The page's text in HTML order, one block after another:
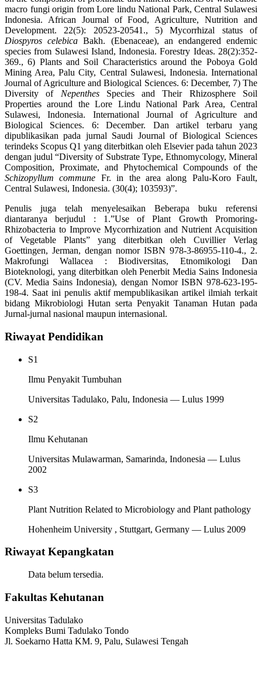
macro fungi origin from Lore lindu National Park, Central Sulawesi
Indonesia. African Journal of Food, Agriculture, Nutrition and
Development. 22(5): 20523-20541., 5) Mycorrhizal status of
Diospyros celebicaBakh. (Ebenaceae), an endangered endemic
species from Sulawesi Island, Indonesia. Forestry Ideas. 28(2):352-
369., 6) Plants and Soil Characteristics around the Poboya Gold
Mining Area, Palu City, Central Sulawesi, Indonesia. International
Journal of Agriculture and Biological Sciences. 6: December, 7) The
Diversity of Nepenthes Species and Their Rhizosphere Soil
Properties around the Lore Lindu National Park Area, Central
Sulawesi, Indonesia. International Journal of Agriculture and
Biological Sciences. 6: December. Dan artikel terbaru yang
dipublikasikan pada jurnal Saudi Journal of Biological Sciences
terindeks Scopus Q1 yang diterbitkan oleh Elsevier pada tahun 2023
dengan judul “Diversity of Substrate Type, Ethnomycology, Mineral
Composition, Proximate, and Phytochemical Compounds of the
Schizopyllum commune Fr. in the area along Palu-Koro Fault,
Central Sulawesi, Indonesia. (30(4); 103593)”.
Penulis juga telah menyelesaikan Beberapa buku referensi
diantaranya berjudul : 1.”Use of Plant Growth Promoring-
Rhizobacteria to Improve Mycorrhization and Nutrient Acquisition
of Vegetable Plants” yang diterbitkan oleh Cuvillier Verlag
Goettingen, Jerman, dengan nomor ISBN 978-3-86955-110-4., 2.
Makrofungi Wallacea : Biodiversitas, Etnomikologi Dan
Bioteknologi, yang diterbitkan oleh Penerbit Media Sains Indonesia
(CV. Media Sains Indonesia), dengan Nomor ISBN 978-623-195-
198-4. Saat ini penulis aktif mempublikasikan artikel ilmiah terkait
bidang Mikrobiologi Hutan serta Penyakit Tanaman Hutan pada
Jurnal-jurnal nasional maupun internasional.
Riwayat Pendidikan
S1
Ilmu Penyakit Tumbuhan
Universitas Tadulako, Palu, Indonesia — Lulus 1999
S2
Ilmu Kehutanan
Universitas Mulawarman, Samarinda, Indonesia — Lulus
2002
S3
Plant Nutrition Related to Microbiology and Plant pathology
Hohenheim University , Stuttgart, Germany — Lulus 2009
Riwayat Kepangkatan
Data belum tersedia.
Fakultas Kehutanan
Universitas Tadulako
Kompleks Bumi Tadulako Tondo
Jl. Soekarno Hatta KM. 9, Palu, Sulawesi Tengah